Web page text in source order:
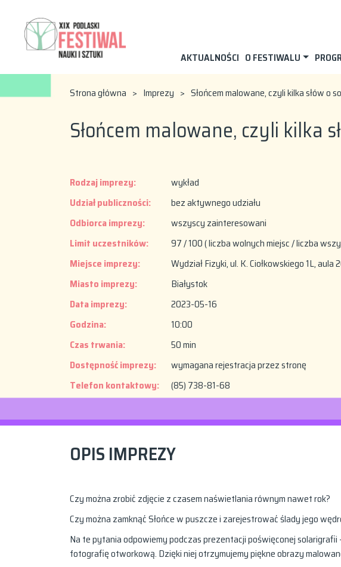
AKTUALNOŚCI O FESTIWALU
Strona główna > Imprezy > Słońcem malowane, czyli kilka słów o
Słońcem malowane, czyli kilka
Rodzaj imprezy:
wykład
Udział publiczności:
bez aktywnego udziału
Odbiorca imprezy:
wszyscy zainteresowani
Limit uczestników:
97 / 100 ( liczba wolnych miejsc / liczba
Miejsce imprezy:
Wydział Fizyki, ul. K. Ciołkowskiego 1L, aula
Miasto imprezy:
Białystok
Data imprezy:
2023-05-16
Godzina:
10:00
Czas trwania:
50 min
Dostępność imprezy:
wymagana rejestracja przez stronę
Telefon kontaktowy:
(85) 738-81-68
OPIS IMPREZY
Czy można zrobić zdjęcie z czasem naświetlania równym nawet rok?
Czy można zamknąć Słońce w puszcze i zarejestrować ślady jego
Na te pytania odpowiemy podczas prezentacji poświęconej
fotografię otworkową. Dzięki niej otrzymujemy piękne obrazy